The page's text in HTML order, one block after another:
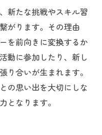
新たな挑戦やスキル習
がります。その理由
を前向きに変換するか
動に参加したり、新し
り合いが生まれます。
の思い出を大切にしな
となります。